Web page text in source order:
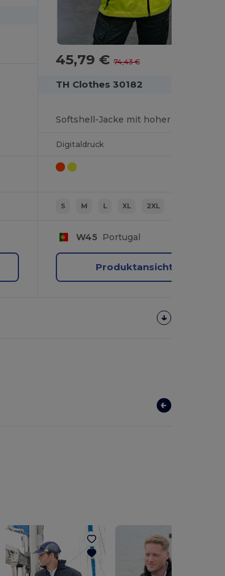
45,79 €74,43 €
TH Clothes 30182
Digitaldruck
S M L XL 2XL
W45 Portugal
Produktansicht